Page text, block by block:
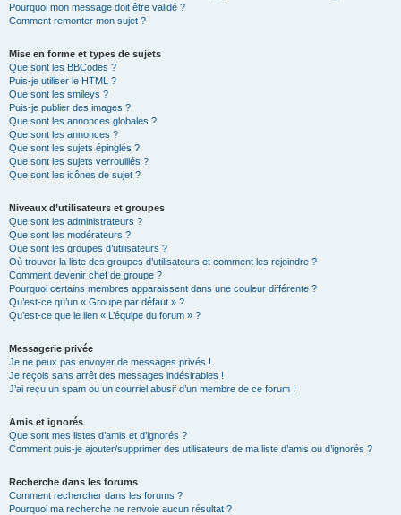
Pourquoi mon message doit être validé ?
Comment remonter mon sujet ?
Mise en forme et types de sujets
Que sont les BBCodes ?
Puis-je utiliser le HTML ?
Que sont les smileys ?
Puis-je publier des images ?
Que sont les annonces globales ?
Que sont les annonces ?
Que sont les sujets épinglés ?
Que sont les sujets verrouillés ?
Que sont les icônes de sujet ?
Niveaux d’utilisateurs et groupes
Que sont les administrateurs ?
Que sont les modérateurs ?
Que sont les groupes d’utilisateurs ?
Où trouver la liste des groupes d’utilisateurs et comment les rejoindre ?
Comment devenir chef de groupe ?
Pourquoi certains membres apparaissent dans une couleur différente ?
Qu’est-ce qu’un « Groupe par défaut » ?
Qu’est-ce que le lien « L’équipe du forum » ?
Messagerie privée
Je ne peux pas envoyer de messages privés !
Je reçois sans arrêt des messages indésirables !
J’ai reçu un spam ou un courriel abusif d’un membre de ce forum !
Amis et ignorés
Que sont mes listes d’amis et d’ignorés ?
Comment puis-je ajouter/supprimer des utilisateurs de ma liste d’amis ou d’ignorés ?
Recherche dans les forums
Comment rechercher dans les forums ?
Pourquoi ma recherche ne renvoie aucun résultat ?